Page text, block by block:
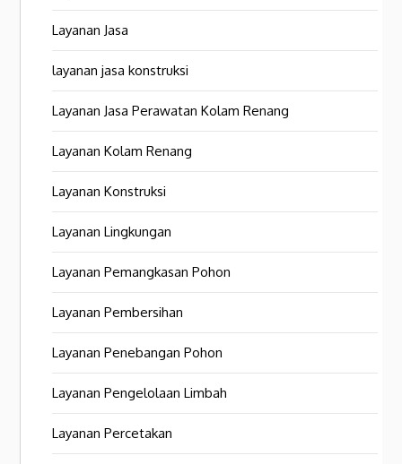
Layanan Jasa
layanan jasa konstruksi
Layanan Jasa Perawatan Kolam Renang
Layanan Kolam Renang
Layanan Konstruksi
Layanan Lingkungan
Layanan Pemangkasan Pohon
Layanan Pembersihan
Layanan Penebangan Pohon
Layanan Pengelolaan Limbah
Layanan Percetakan